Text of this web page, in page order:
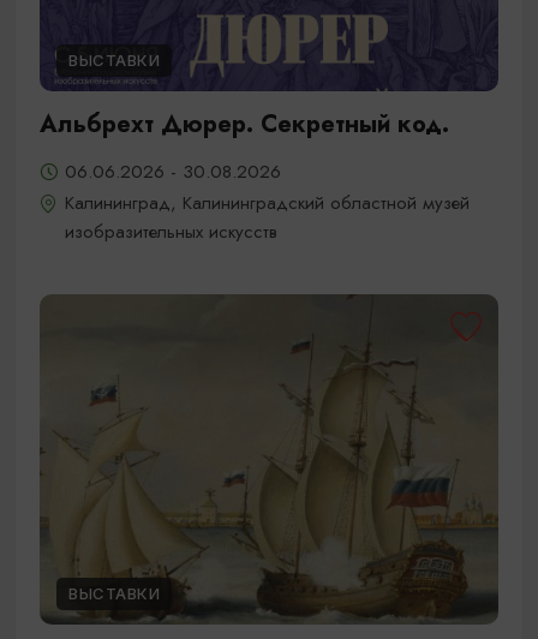
ВЫСТАВКИ
Альбрехт Дюрер. Секретный код.
06.06.2026 - 30.08.2026
Калининград, Калининградский областной музей
изобразительных искусств
ВЫСТАВКИ